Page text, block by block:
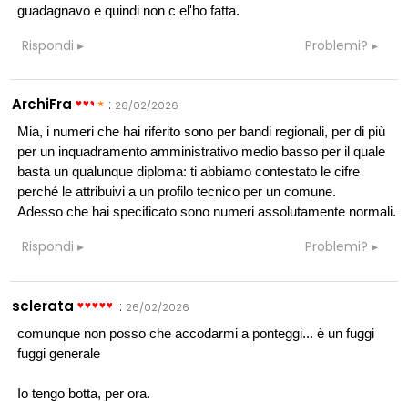
guadagnavo e quindi non c el'ho fatta.
Rispondi Problemi?
ArchiFra : 26/02/2026
Mia, i numeri che hai riferito sono per bandi regionali, per di più
per un inquadramento amministrativo medio basso per il quale
basta un qualunque diploma: ti abbiamo contestato le cifre
perché le attribuivi a un profilo tecnico per un comune.
Adesso che hai specificato sono numeri assolutamente normali.
Rispondi Problemi?
sclerata : 26/02/2026
comunque non posso che accodarmi a ponteggi... è un fuggi
fuggi generale
Io tengo botta, per ora.